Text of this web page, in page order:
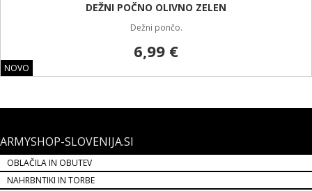
NOVO
DEŽNI POČNO OLIVNO ZELEN
Dežni pončo.
6,99 €
ARMYSHOP-SLOVENIJA.SI
OBLAČILA IN OBUTEV
NAHRBNTIKI IN TORBE